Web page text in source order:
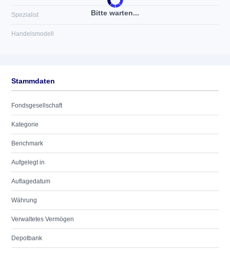
Bitte warten...
Spezialist
Handelsmodell
Stammdaten
Fondsgesellschaft
Kategorie
Benchmark
Aufgelegt in
Auflagedatum
Währung
Verwaltetes Vermögen
Depotbank